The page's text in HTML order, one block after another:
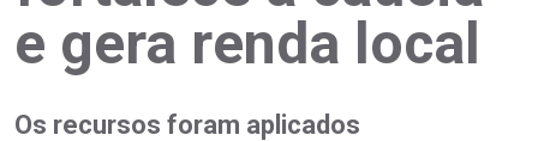
e gera renda local
Os recursos foram aplicados